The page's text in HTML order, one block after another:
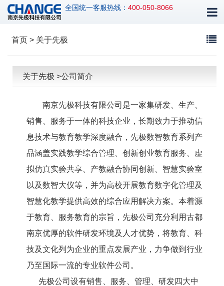
全国统一客服热线： 400-050-8066
首页 > 关于先极
关于先极 >公司简介
南京先极科技有限公司是一家集研发、生产、
销售、服务于一体的科技企业，长期致力于推动信
息技术与教育教学深度融合，先极数智教育系列产
品涵盖实践教学综合管理、创新创业教育服务、虚
拟仿真实验共享、产教融合协同创新、智慧实验室
以及数智大仪等，并为高校开展教育数字化管理及
智慧化教学提供高效的综合应用解决方案。本着源
于教育、服务教育的宗旨，先极公司充分利用古都
南京优厚的软件研发环境及人才优势，将教育、科
技及文化列为企业的重点发展产业，力争做到行业
乃至国际一流的专业软件公司。
先极公司设有销售、服务、管理、研发四大中